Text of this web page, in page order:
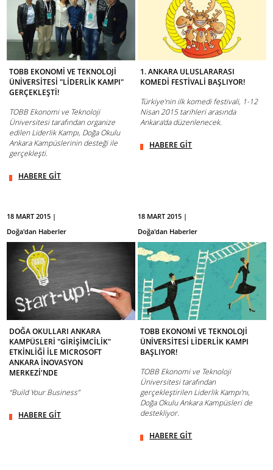
TOBB EKONOMİ VE TEKNOLOJİ
ÜNİVERSİTESİ "LİDERLİK KAMPI"
GERÇEKLEŞTİ!
TOBB Ekonomi ve Teknoloji
Üniversitesi tarafından organize
edilen Liderlik Kampı, Doğa Okulu
Ankara Kampüslerinin desteği ile
gerçekleşti.
HABERE GİT
1. ANKARA ULUSLARARASI
KOMEDİ FESTİVALİ BAŞLIYOR!
Türkiye’nin ilk komedi festivali, 1-12
Nisan 2015 tarihleri arasında
Ankara’da düzenlenecek.
HABERE GİT
18 MART 2015 |
Doğa'dan Haberler
DOĞA OKULLARI ANKARA
KAMPÜSLERİ "GİRİŞİMCİLİK"
ETKİNLİĞİ İLE MICROSOFT
ANKARA İNOVASYON
MERKEZİ'NDE
“Build Your Business”
HABERE GİT
18 MART 2015 |
Doğa'dan Haberler
TOBB EKONOMİ VE TEKNOLOJİ
ÜNİVERSİTESİ LİDERLİK KAMPI
BAŞLIYOR!
TOBB Ekonomi ve Teknoloji
Üniversitesi tarafından
gerçekleştirilen Liderlik Kampı'nı,
Doğa Okulu Ankara Kampüsleri de
destekliyor.
HABERE GİT